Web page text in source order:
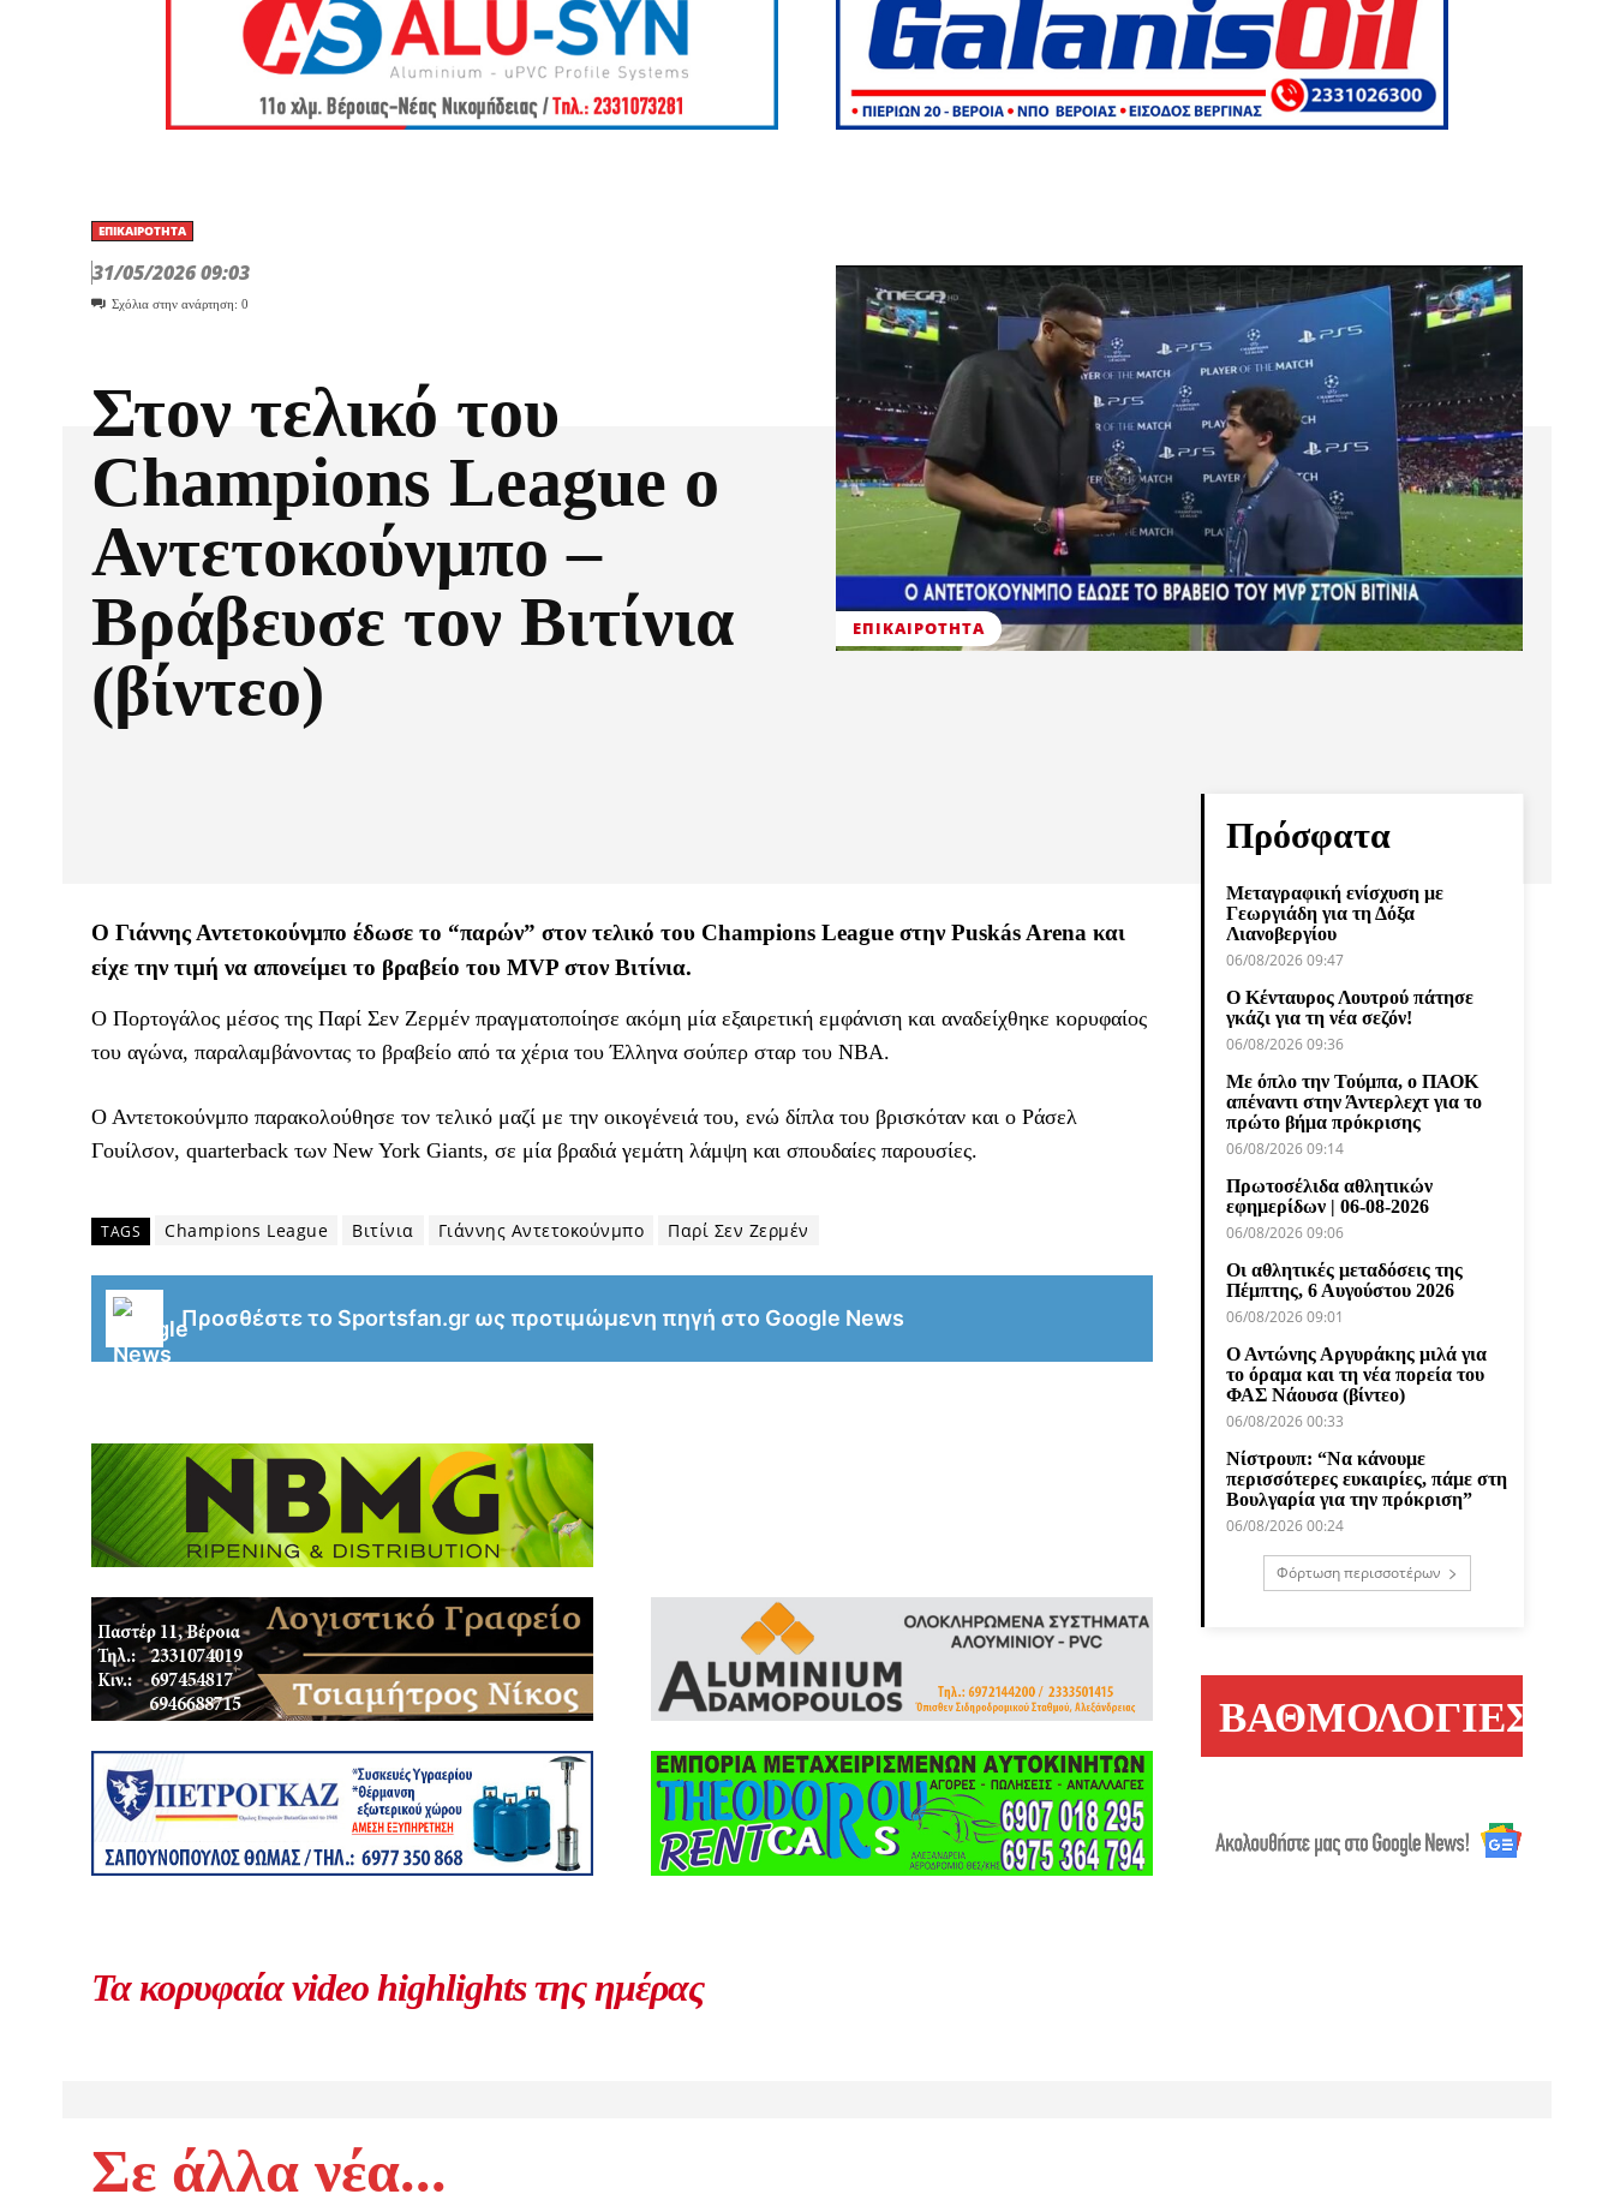
ΕΠΙΚΑΙΡΌΤΗΤΑ
31/05/2026 09:03
Σχόλια στην ανάρτηση: 0
Στον τελικό του
Champions League ο
Αντετοκούνμπο –
Βράβευσε τον Βιτίνια
(βίντεο)
ΕΠΙΚΑΙΡΌΤΗΤΑ
Ο Γιάννης Αντετοκούνμπο έδωσε το “παρών” στον τελικό του Champions League στην Puskás Arena και
είχε την τιμή να απονείμει το βραβείο του MVP στον Βιτίνια.
Ο Πορτογάλος μέσος της Παρί Σεν Ζερμέν πραγματοποίησε ακόμη μία εξαιρετική εμφάνιση και αναδείχθηκε κορυφαίος
του αγώνα, παραλαμβάνοντας το βραβείο από τα χέρια του Έλληνα σούπερ σταρ του NBA.
Ο Αντετοκούνμπο παρακολούθησε τον τελικό μαζί με την οικογένειά του, ενώ δίπλα του βρισκόταν και ο Ράσελ
Γουίλσον, quarterback των New York Giants, σε μία βραδιά γεμάτη λάμψη και σπουδαίες παρουσίες.
TAGS Champions League Βιτίνια Γιάννης Αντετοκούνμπο Παρί Σεν Ζερμέν
Προσθέστε το Sportsfan.gr ως προτιμώμενη πηγή στο Google News
Τα κορυφαία video highlights της ημέρας
Πρόσφατα
Μεταγραφική ενίσχυση με
Γεωργιάδη για τη Δόξα
Λιανοβεργίου
06/08/2026 09:47
Ο Κένταυρος Λουτρού πάτησε
γκάζι για τη νέα σεζόν!
06/08/2026 09:36
Με όπλο την Τούμπα, ο ΠΑΟΚ
απέναντι στην Άντερλεχτ για το
πρώτο βήμα πρόκρισης
06/08/2026 09:14
Πρωτοσέλιδα αθλητικών
εφημερίδων | 06-08-2026
06/08/2026 09:06
Οι αθλητικές μεταδόσεις της
Πέμπτης, 6 Αυγούστου 2026
06/08/2026 09:01
Ο Αντώνης Αργυράκης μιλά για
το όραμα και τη νέα πορεία του
ΦΑΣ Νάουσα (βίντεο)
06/08/2026 00:33
Νίστρουπ: “Να κάνουμε
περισσότερες ευκαιρίες, πάμε στη
Βουλγαρία για την πρόκριση”
06/08/2026 00:24
Φόρτωση περισσοτέρων
ΒΑΘΜΟΛΟΓΙΕΣ
Σε άλλα νέα...